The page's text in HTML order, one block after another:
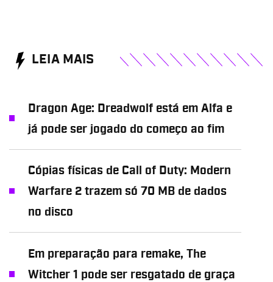
LEIA MAIS
Dragon Age: Dreadwolf está em Alfa e
já pode ser jogado do começo ao fim
Cópias físicas de Call of Duty: Modern
Warfare 2 trazem só 70 MB de dados
no disco
Em preparação para remake, The
Witcher 1 pode ser resgatado de graça